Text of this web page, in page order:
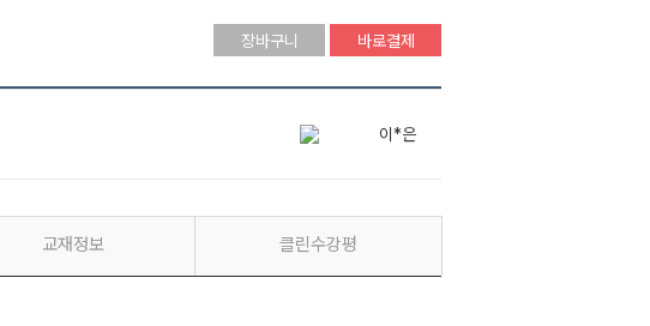
장바구니 바로결제
이*은
교재정보 클린수강평